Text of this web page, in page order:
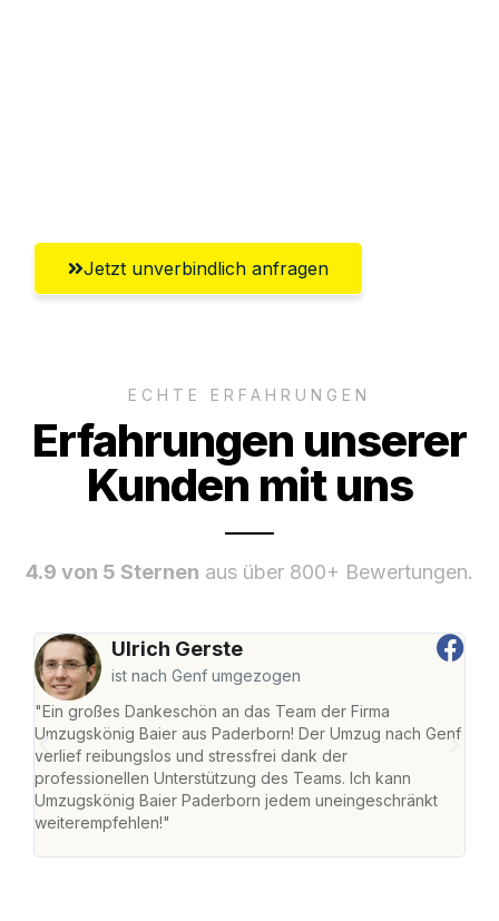
Jetzt unverbindlich anfragen
ECHTE ERFAHRUNGEN
Erfahrungen unserer
Kunden mit uns
4.9 von 5 Sternen aus über 800+ Bewertungen.
Ulrich Gerste
ist nach Genf umgezogen
"Ein großes Dankeschön an das Team der Firma
Umzugskönig Baier aus Paderborn! Der Umzug nach Genf
verlief reibungslos und stressfrei dank der
professionellen Unterstützung des Teams. Ich kann
Umzugskönig Baier Paderborn jedem uneingeschränkt
weiterempfehlen!"